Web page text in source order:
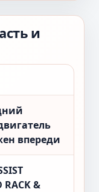
и
впереди
RACK &